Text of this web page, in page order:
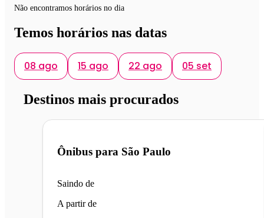
Não encontramos horários no dia
Temos horários nas datas
08 ago 15 ago 22 ago 05 set
Destinos mais procurados
Ônibus para São Paulo
Saindo de
A partir de